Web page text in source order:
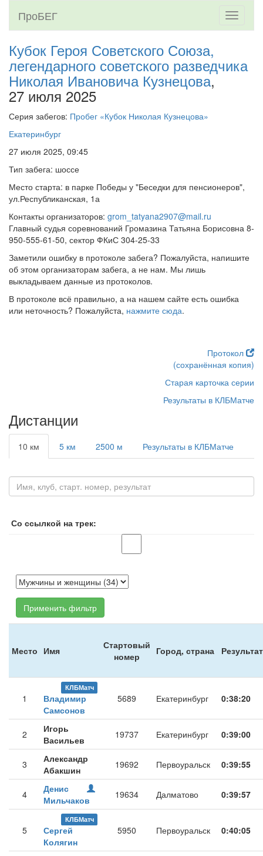
Toggle
ПроБЕГ
Кубок Героя Советского Союза,
легендарного советского разведчика
Николая Ивановича Кузнецова,
27 июля 2025
Серия забегов: Пробег «Кубок Николая Кузнецова»
Екатеринбург
27 июля 2025, 09:45
Тип забега: шоссе
Место старта: в парке Победы у "Беседки для пенсионеров",
ул.Республиканская, 1а
Контакты организаторов: grom_tatyana2907@mail.ru
Главный судья соревнований Громазина Татьяна Борисовна 8-
950-555-61-50, сектор ФКиС 304-25-33
Заметили ошибку в протоколе забега? Пожалуйста, напишите
об этом организаторам забега, а не нам. Мы лишь
выкладываем данные из протоколов.
В протоколе всё правильно, а на нашем сайте есть ошибка
или неточность? Пожалуйста, нажмите сюда.
Протокол
(сохранённая копия)
Старая карточка серии
Результаты в КЛБМатче
Дистанции
10 км 5 км 2500 м Результаты в КЛБМатче
Со ссылкой на трек:
Применить фильтр
Место Имя
Стартовый
номер
Город, страна Результат
1
КЛБМатч
Владимир
Самсонов
5689 Екатеринбург 0:38:20
2
Игорь
Васильев
19737 Екатеринбург 0:39:00
3
Александр
Абакшин
19692 Первоуральск 0:39:55
4
Денис
Мильчаков
19634 Далматово 0:39:57
5
КЛБМатч
Сергей
Колягин
5950 Первоуральск 0:40:05